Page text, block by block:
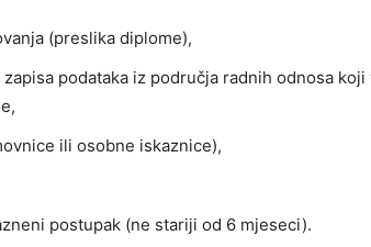
(preslika diplome),
podataka iz područja radnih odnosa koji
ili osobne iskaznice),
postupak (ne stariji od 6 mjeseci).